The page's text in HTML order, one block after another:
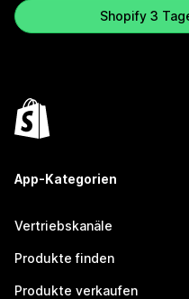
Shopify 3
App-Kategorien
Vertriebskanäle
Produkte finden
Produkte verkaufen